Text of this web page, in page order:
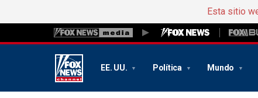
Esta sitio
EE. UU. Política Mundo